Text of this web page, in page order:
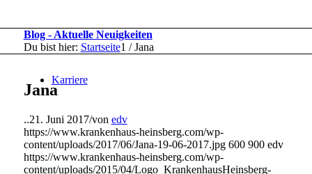
Karriere
Blog - Aktuelle Neuigkeiten
Du bist hier: Startseite1 / Jana
Jana
..21. Juni 2017/von edv
https://www.krankenhaus-heinsberg.com/wp-
content/uploads/2017/06/Jana-19-06-2017.jpg 600 900 edv
https://www.krankenhaus-heinsberg.com/wp-
content/uploads/2015/04/Logo_KrankenhausHeinsberg-